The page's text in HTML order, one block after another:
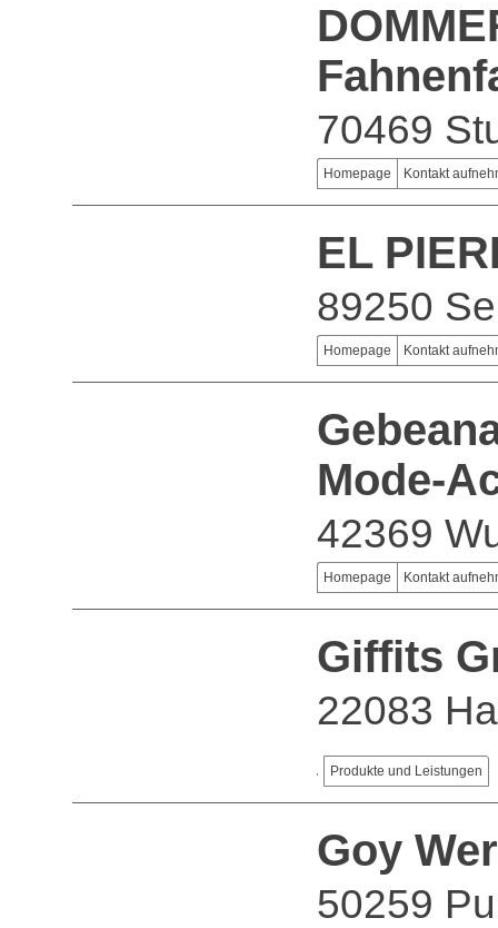
70469
Homepage Kontakt
EL
89250
Homepage Kontakt
Mode-
42369
Homepage Kontakt
Giffits
22083
Produkte und Leistungen
Goy
50259